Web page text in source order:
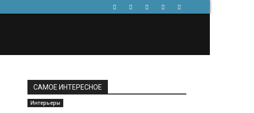
САМОЕ ИНТЕРЕСНОЕ
Интерьеры